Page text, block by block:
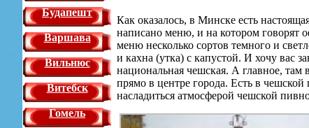
Будапешт
Варшава
Вильнюс
Витебск
Гомель
Как оказалось, в Минске есть
написано меню, и на котором говорят
меню несколько сортов темного и
и кахна (утка) с капустой. И хочу вас
национальная чешская. А главное,
прямо в центре города. Есть в
насладиться атмосферой чешской